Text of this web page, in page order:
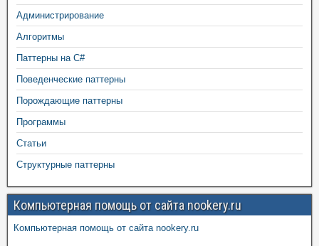
Администрирование
Алгоритмы
Паттерны на C#
Поведенческие паттерны
Порождающие паттерны
Программы
Статьи
Структурные паттерны
Компьютерная помощь от сайта nookery.ru
Компьютерная помощь от сайта nookery.ru